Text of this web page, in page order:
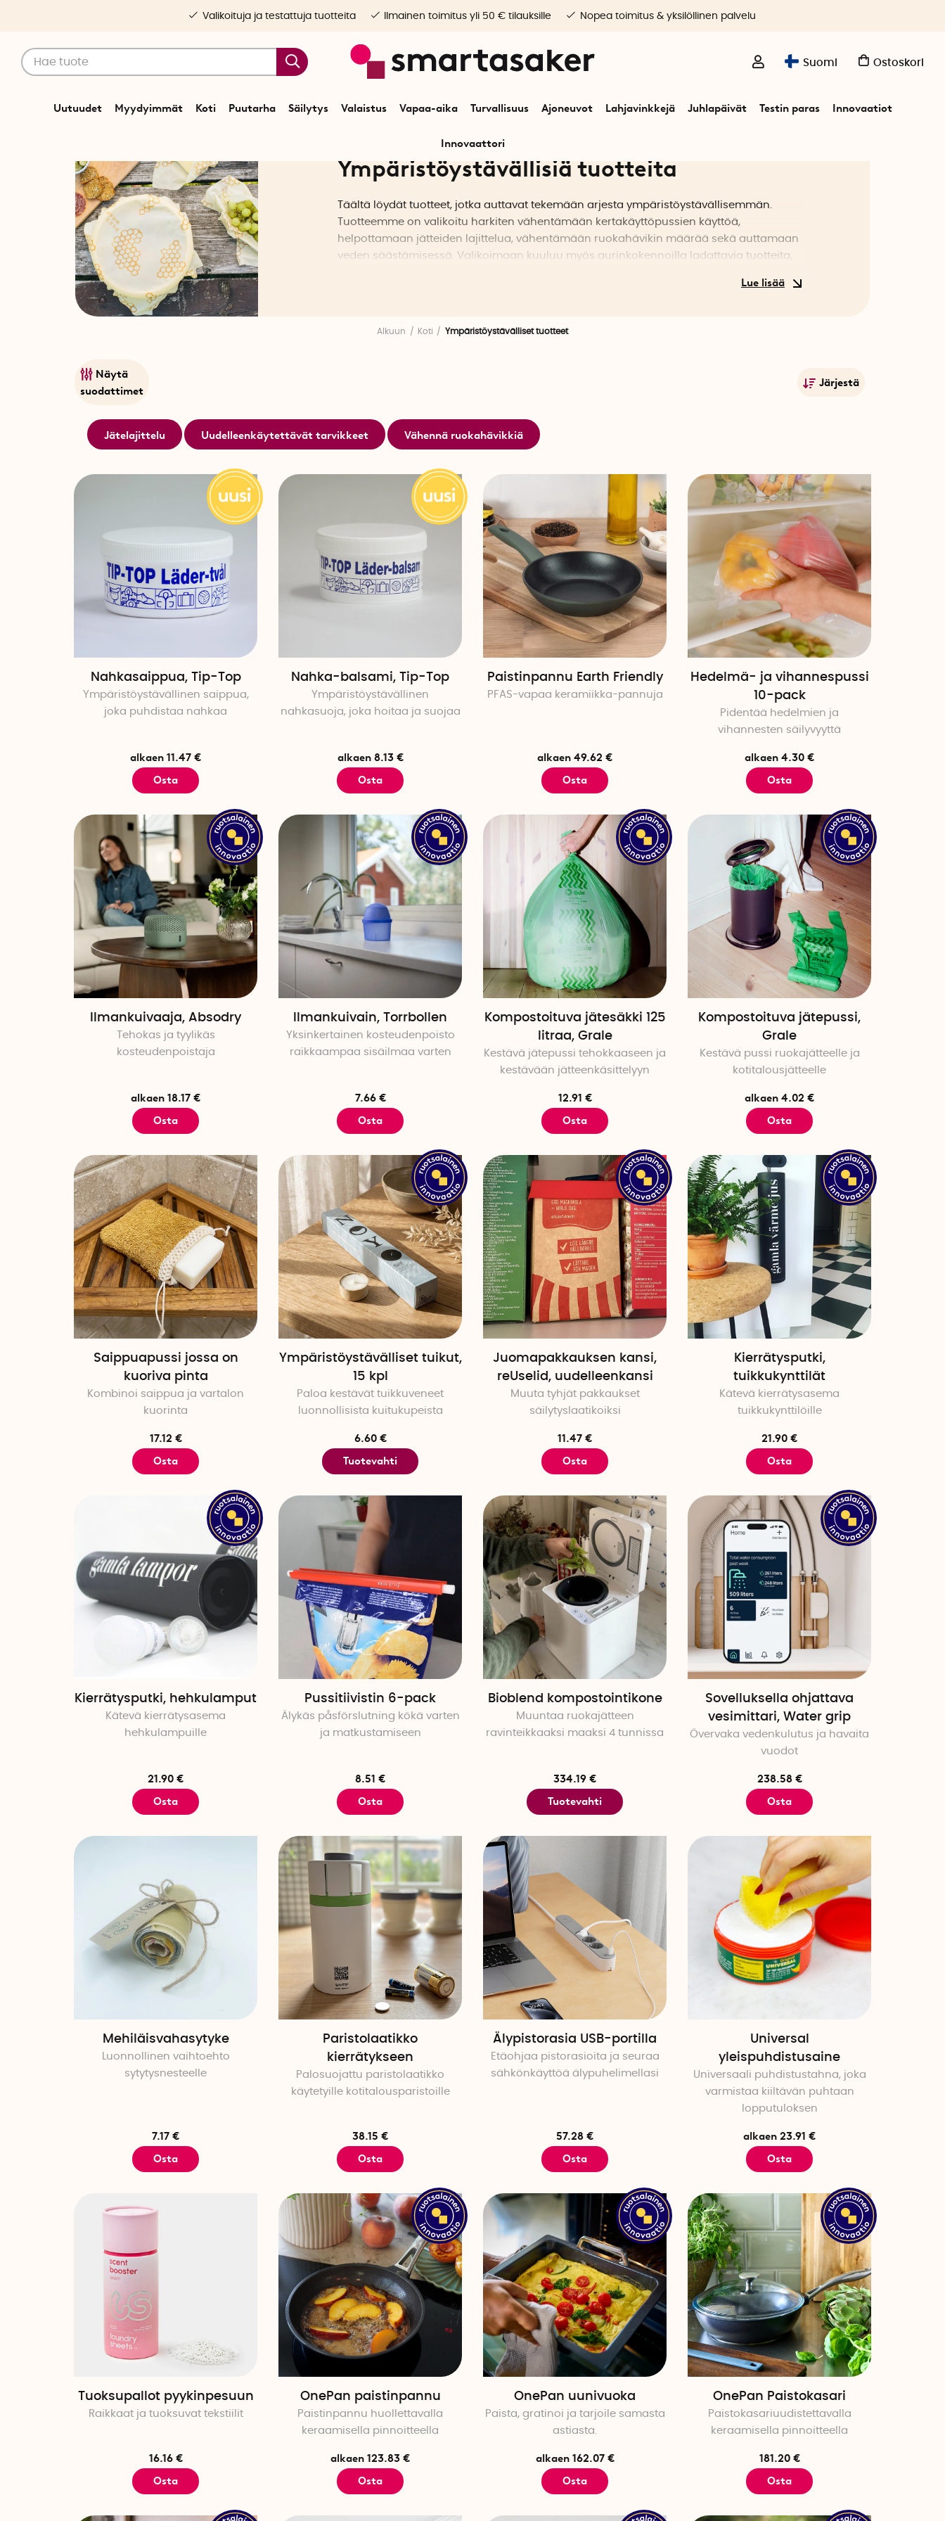
Suomi Ostoskori
Uutuudet Myydyimmät Koti Puutarha Säilytys Valaistus Vapaa-aika Turvallisuus Ajoneuvot Lahjavinkkejä Juhlapäivät Testin paras Innovaatiot
Innovaattori
Valikoituja ja testattuja tuotteita Ilmainen toimitus yli 50 € tilauksille Nopea toimitus & yksilöllinen palvelu
Ympäristöystävällisiä tuotteita
Täältä löydät tuotteet, jotka auttavat tekemään arjesta ympäristöystävällisemmän.
Tuotteemme on valikoitu harkiten vähentämään kertakäyttöpussien käyttöä,
helpottamaan jätteiden lajittelua, vähentämään ruokahävikin määrää sekä auttamaan
veden säästämisessä. Valikoimaan kuuluu myös aurinkokennoilla ladattavia tuotteita,
öljykynttilöihin
kertakäyttöisiin muovipusseihin.
Alkuun Koti Ympäristöystävälliset tuotteet
Näytä
suodattimet
Järjestä
Alin hinta
Korkein hinta
Julkistamispäivä
Jätelajittelu Uudelleenkäytettävät tarvikkeet Vähennä ruokahävikkiä
Nahkasaippua, Tip-Top
Ympäristöystävällinen saippua,
joka puhdistaa nahkaa
alkaen 11.47 €
Osta
Nahka-balsami, Tip-Top
Ympäristöystävällinen
nahkasuoja, joka hoitaa ja suojaa
alkaen 8.13 €
Osta
Paistinpannu Earth Friendly
PFAS-vapaa keramiikka-pannuja
alkaen 49.62 €
Osta
Hedelmä- ja vihannespussi
10-pack
Pidentää hedelmien ja
vihannesten säilyvyyttä
alkaen 4.30 €
Osta
Ilmankuivaaja, Absodry
Tehokas ja tyylikäs
kosteudenpoistaja
alkaen 18.17 €
Osta
Ilmankuivain, Torrbollen
Yksinkertainen kosteudenpoisto
raikkaampaa sisäilmaa varten
7.66 €
Osta
Kompostoituva jätesäkki 125
litraa, Grale
Kestävä jätepussi tehokkaaseen ja
kestävään jätteenkäsittelyyn
12.91 €
Osta
Kompostoituva jätepussi,
Grale
Kestävä pussi ruokajätteelle ja
kotitalousjätteelle
alkaen 4.02 €
Osta
Saippuapussi jossa on
kuoriva pinta
Kombinoi saippua ja vartalon
kuorinta
17.12 €
Osta
Ympäristöystävälliset tuikut,
15 kpl
Paloa kestävät tuikkuveneet
luonnollisista kuitukupeista
6.60 €
Tuotevahti
Juomapakkauksen kansi,
reUselid, uudelleenkansi
Muuta tyhjät pakkaukset
säilytyslaatikoiksi
11.47 €
Osta
Kierrätysputki,
tuikkukynttilät
Kätevä kierrätysasema
tuikkukynttilöille
21.90 €
Osta
Kierrätysputki, hehkulamput
Kätevä kierrätysasema
hehkulampuille
21.90 €
Osta
Pussitiivistin 6-pack
Älykäs påsförslutning kökä varten
ja matkustamiseen
8.51 €
Osta
Bioblend kompostointikone
Muuntaa ruokajätteen
ravinteikkaaksi maaksi 4 tunnissa
334.19 €
Tuotevahti
Sovelluksella ohjattava
vesimittari, Water grip
Övervaka vedenkulutus ja havaita
vuodot
238.58 €
Osta
Mehiläisvahasytyke
Luonnollinen vaihtoehto
sytytysnesteelle
7.17 €
Osta
Paristolaatikko
kierrätykseen
Palosuojattu paristolaatikko
käytetyille kotitalousparistoille
38.15 €
Osta
Älypistorasia USB-portilla
Etäohjaa pistorasioita ja seuraa
sähkönkäyttöä älypuhelimellasi
57.28 €
Osta
Universal
yleispuhdistusaine
Universaali puhdistustahna, joka
varmistaa kiiltävän puhtaan
lopputuloksen
alkaen 23.91 €
Osta
Tuoksupallot pyykinpesuun
Raikkaat ja tuoksuvat tekstiilit
16.16 €
Osta
OnePan paistinpannu
Paistinpannu huollettavalla
keraamisella pinnoitteella
alkaen 123.83 €
Osta
OnePan uunivuoka
Paista, gratinoi ja tarjoile samasta
astiasta.
alkaen 162.07 €
Osta
OnePan Paistokasari
Paistokasariuudistettavalla
keraamisella pinnoitteella
181.20 €
Osta